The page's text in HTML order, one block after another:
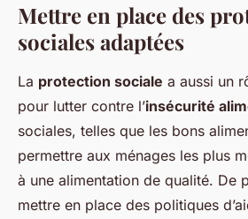
Mettre en place des
sociales adaptées
La protection sociale a aussi un
pour lutter contre l’insécurité
sociales, telles que les bons
permettre aux ménages les plus
à une alimentation de qualité. De
mettre en place des politiques